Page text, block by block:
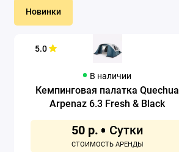
Новинки
5.0
В наличии
Кемпинговая палатка Quechua
Arpenaz 6.3 Fresh & Black
50 р.